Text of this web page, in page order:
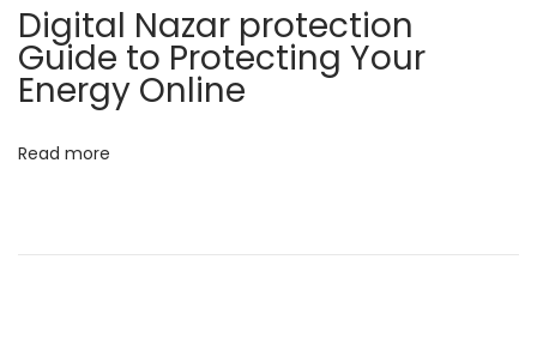
e
r
g
W
Digital Nazar protection
Guide to Protecting Your
Energy Online
Read more